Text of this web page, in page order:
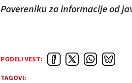
Povereniku za informacije od
PODELI VEST:
TAGOVI: